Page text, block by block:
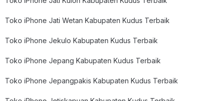
Toko iPhone Jati Wetan Kabupaten Kudus Terbaik
Toko iPhone Jekulo Kabupaten Kudus Terbaik
Toko iPhone Jepang Kabupaten Kudus Terbaik
Toko iPhone Jepangpakis Kabupaten Kudus Terbaik